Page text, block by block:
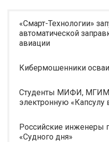
«Смарт-Технологии»
автоматической
авиации
Кибермошенники
Студенты МИФИ,
электронную «Капсулу
Российские инженеры
«Судного дня»